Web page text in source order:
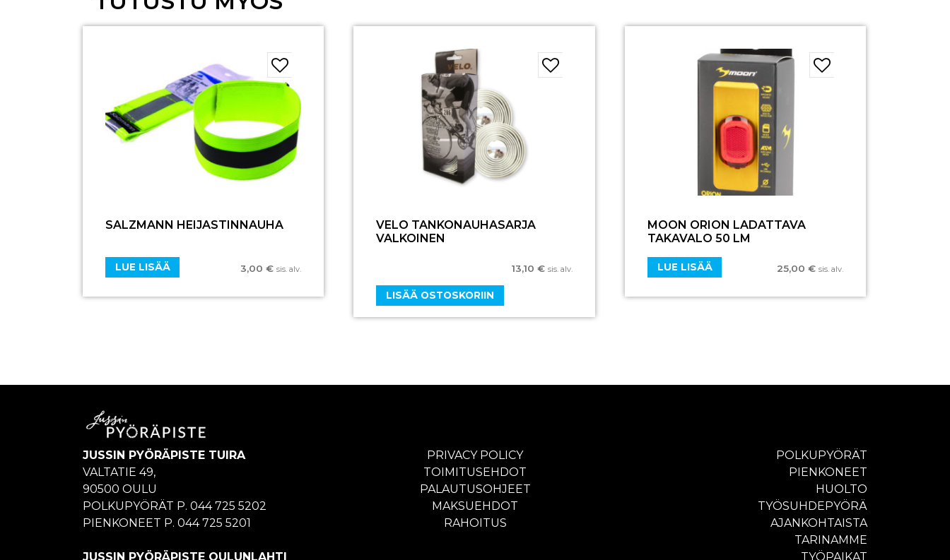
SALZMANN HEIJASTINNAUHA
3,00€ sis. alv.
LUE LISÄÄ
VELO TANKONAUHASARJA
VALKOINEN
13,10 € sis. alv.
LISÄÄ OSTOSKORIIN
MOON ORION LADATTAVA
TAKAVALO 50 LM
25,00€ sis. alv.
LUE LISÄÄ
JUSSIN PYÖRÄPISTE TUIRA
VALTATIE 49,
90500 OULU
POLKUPYÖRÄT P. 044 725 5202
PIENKONEET P. 044 725 5201
JUSSIN PYÖRÄPISTE OULUNLAHTI
PRIVACY POLICY
TOIMITUSEHDOT
PALAUTUSOHJEET
MAKSUEHDOT
RAHOITUS
POLKUPYÖRÄT
PIENKONEET
HUOLTO
TYÖSUHDEPYÖRÄ
AJANKOHTAISTA
TARINAMME
TYÖPAIKAT